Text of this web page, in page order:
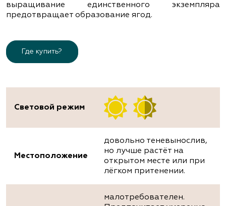
выращивание единственного экземпляра
предотвращает образование ягод.
Где купить?
Световой режим
Местоположение
довольно теневынослив,
но лучше растёт на
открытом месте или при
лёгком притенении.
малотребователен.